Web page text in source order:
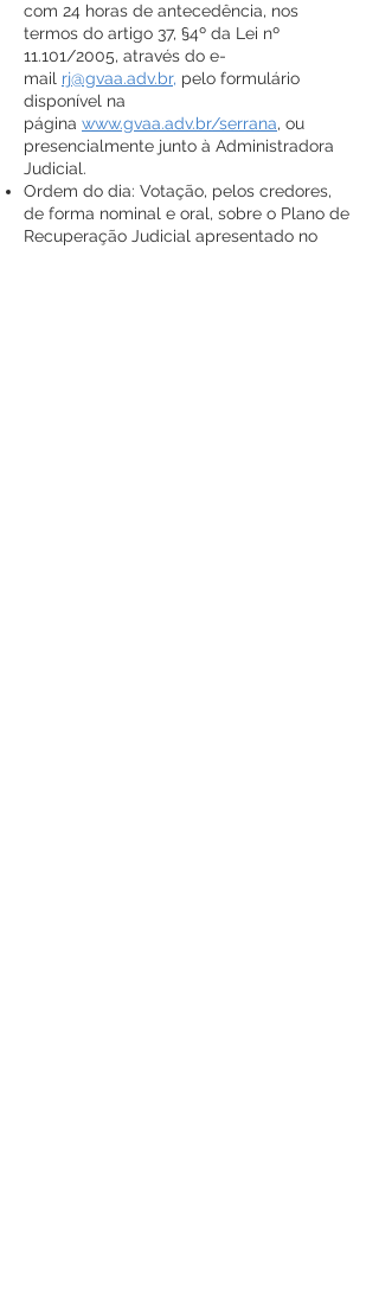
com 24 horas de antecedência, nos
termos do artigo 37, §4º da Lei nº
11.101/2005, através do e-
mail rj@gvaa.adv.br, pelo formulário
disponível na
página www.gvaa.adv.br/serrana, ou
presencialmente junto à Administradora
Judicial.
Ordem do dia: Votação, pelos credores,
de forma nominal e oral, sobre o Plano de
Recuperação Judicial apresentado no